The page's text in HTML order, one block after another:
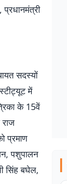
प्रधानमंत्री
सदस्यों
में
के 15वें
प्रमाण
पशुपालन
सिंह बघेल,